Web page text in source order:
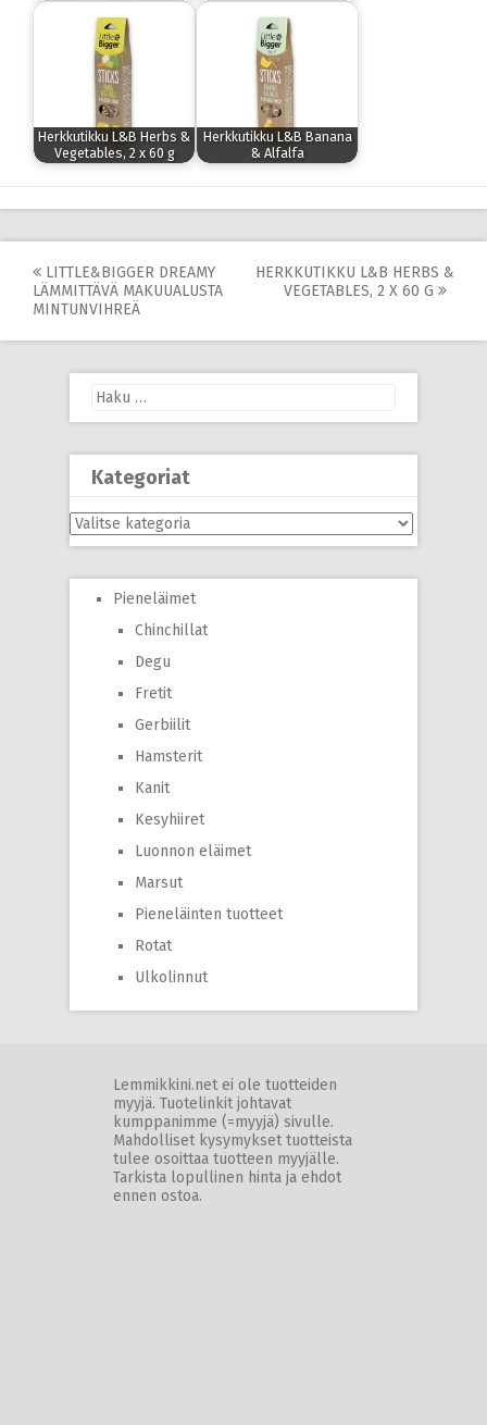
Herkkutikku L&B Herbs &
Vegetables, 2 x 60 g
Herkkutikku L&B Banana
& Alfalfa
Post
navigation
LITTLE&BIGGER DREAMY
LÄMMITTÄVÄ MAKUUALUSTA
MINTUNVIHREÄ
HERKKUTIKKU L&B HERBS &
VEGETABLES, 2 X 60 G
Haku:
Kategoriat
Kategoriat
Pieneläimet
Chinchillat
Degu
Fretit
Gerbiilit
Hamsterit
Kanit
Kesyhiiret
Luonnon eläimet
Marsut
Pieneläinten tuotteet
Rotat
Ulkolinnut
Lemmikkini.net ei ole tuotteiden
myyjä. Tuotelinkit johtavat
kumppanimme (=myyjä) sivulle.
Mahdolliset kysymykset tuotteista
tulee osoittaa tuotteen myyjälle.
Tarkista lopullinen hinta ja ehdot
ennen ostoa.